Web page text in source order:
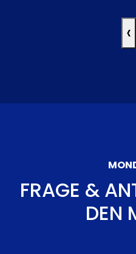
‹
FRAGE &
DEN